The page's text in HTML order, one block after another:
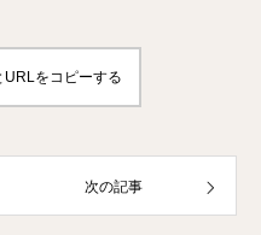
URLをコピーする
次の記事